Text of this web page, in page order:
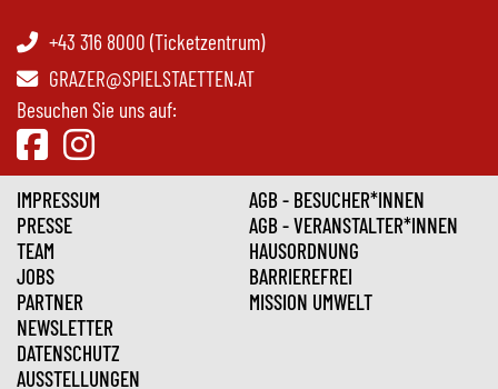
+43 316 8000 (Ticketzentrum)
GRAZER@SPIELSTAETTEN.AT
Besuchen Sie uns auf:
IMPRESSUM
PRESSE
TEAM
JOBS
PARTNER
NEWSLETTER
DATENSCHUTZ
AUSSTELLUNGEN
AGB - BESUCHER*INNEN
AGB - VERANSTALTER*INNEN
HAUSORDNUNG
BARRIEREFREI
MISSION UMWELT